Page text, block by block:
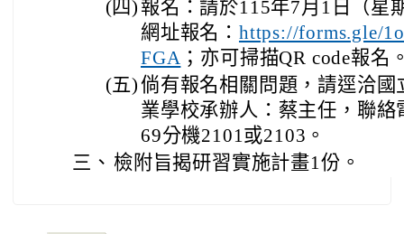
(四) 報名：請於115年7月1日（星
網址報名： https://forms.gle/
FGA ；亦可掃描QR code報名
(五)倘有報名相關問題，請逕洽國
業學校承辦人：蔡主任，聯絡
69分機2101或2103。
三、 檢附旨揭研習實施計畫1份。